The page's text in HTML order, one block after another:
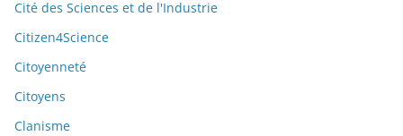
Cité des Sciences et de l'Industrie
Citizen4Science
Citoyenneté
Citoyens
Clanisme